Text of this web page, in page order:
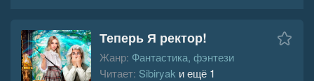
Теперь Я ректор!
Жанр: Фантастика, фэнтези
Читает: Sibiryak и ещё 1